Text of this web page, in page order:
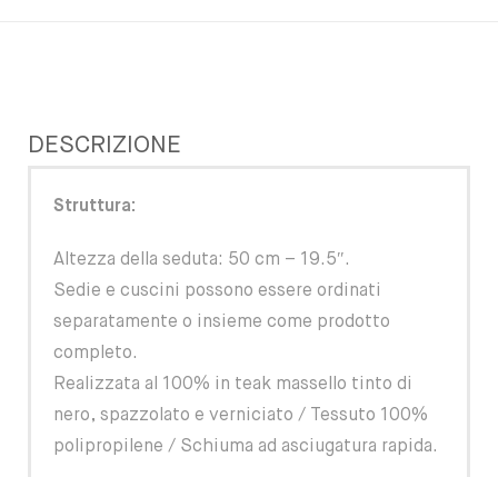
DESCRIZIONE
Struttura:
Altezza della seduta: 50 cm – 19.5″.
Sedie e cuscini possono essere ordinati
separatamente o insieme come prodotto
completo.
Realizzata al 100% in teak massello tinto di
nero, spazzolato e verniciato / Tessuto 100%
polipropilene / Schiuma ad asciugatura rapida.